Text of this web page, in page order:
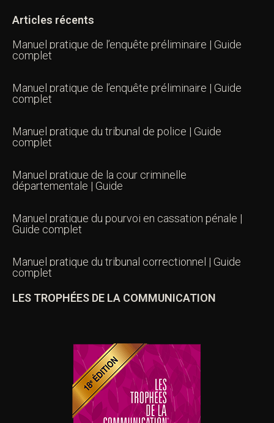
Articles récents
Manuel pratique de l’enquête préliminaire | Guide
complet
Manuel pratique de l’enquête préliminaire | Guide
complet
Manuel pratique du tribunal de police | Guide
complet
Manuel pratique de la cour criminelle
départementale | Guide
Manuel pratique du pourvoi en cassation pénale |
Guide complet
Manuel pratique du tribunal correctionnel | Guide
complet
LES TROPHÉES DE LA COMMUNICATION